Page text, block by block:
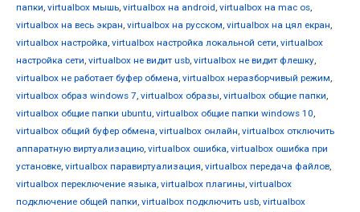
папки, virtualbox мышь, virtualbox на android, virtualbox на mac os,
virtualbox на весь экран, virtualbox на русском, virtualbox на цял екран,
virtualbox настройка, virtualbox настройка локальной сети, virtualbox
настройка сети, virtualbox не видит usb, virtualbox не видит флешку,
virtualbox не работает буфер обмена, virtualbox неразборчивый режим,
virtualbox образ windows 7, virtualbox образы, virtualbox общие папки,
virtualbox общие папки ubuntu, virtualbox общие папки windows 10,
virtualbox общий буфер обмена, virtualbox онлайн, virtualbox отключить
аппаратную виртуализацию, virtualbox ошибка, virtualbox ошибка при
установке, virtualbox паравиртуализация, virtualbox передача файлов,
virtualbox переключение языка, virtualbox плагины, virtualbox
подключение общей папки, virtualbox подключить usb, virtualbox